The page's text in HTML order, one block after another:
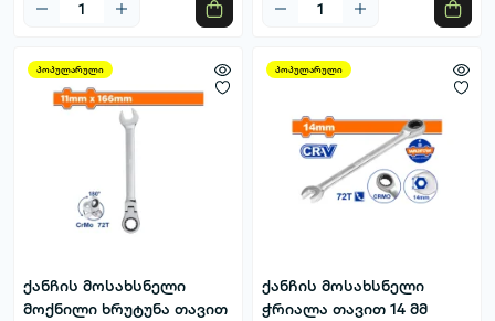
პოპულარული
ქანჩის მოსახსნელი
მოქნილი ხრუტუნა თავით
პოპულარული
ქანჩის მოსახსნელი
ჭრიალა თავით 14 მმ